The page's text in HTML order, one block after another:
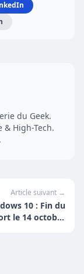
du Geek.
& High-Tech.
Article suivant →
10 : Fin du
le 14 octobre